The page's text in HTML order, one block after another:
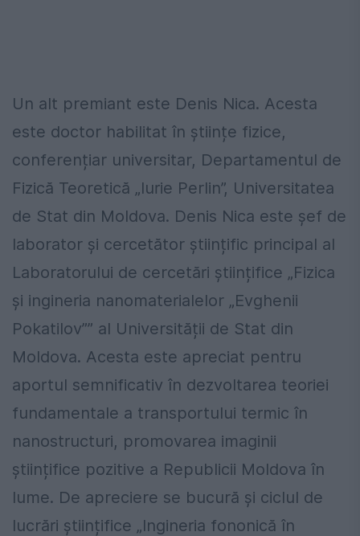
Un alt premiant este Denis Nica. Acesta
este doctor habilitat în științe fizice,
conferențiar universitar, Departamentul de
Fizică Teoretică „Iurie Perlin”, Universitatea
de Stat din Moldova. Denis Nica este șef de
laborator și cercetător științific principal al
Laboratorului de cercetări științifice „Fizica
și ingineria nanomaterialelor „Evghenii
Pokatilov”” al Universității de Stat din
Moldova. Acesta este apreciat pentru
aportul semnificativ în dezvoltarea teoriei
fundamentale a transportului termic în
nanostructuri, promovarea imaginii
științifice pozitive a Republicii Moldova în
lume. De apreciere se bucură și ciclul de
lucrări științifice „Ingineria fononică în